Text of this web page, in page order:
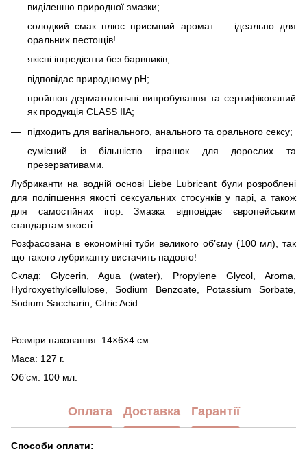
виділенню природної змазки;
солодкий смак плюс приємний аромат — ідеально для
оральних пестощів!
якісні інгредієнти без барвників;
відповідає природному pH;
пройшов дерматологічні випробування та сертифікований
як продукція CLASS IIA;
підходить для вагінального, анального та орального сексу;
сумісний із більшістю іграшок для дорослих та
презервативами.
Лубриканти на водній основі Liebe Lubricant були розроблені
для поліпшення якості сексуальних стосунків у парі, а також
для самостійних ігор. Змазка відповідає європейським
стандартам якості.
Розфасована в економічні туби великого об’єму (100 мл), так
що такого лубриканту вистачить надовго!
Склад: Glycerin, Agua (water), Propylene Glycol, Aroma,
Hydroxyethylcellulose, Sodium Benzoate, Potassium Sorbate,
Sodium Saccharin, Citric Acid.
Розміри паковання: 14×6×4 см.
Маса: 127 г.
Об’єм: 100 мл.
Оплата Доставка Гарантії
Способи оплати: